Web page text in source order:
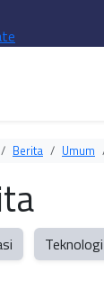
Berita Umum
Teknologi